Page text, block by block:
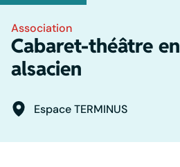
Association
Cabaret-théâtre en
alsacien
Espace TERMINUS